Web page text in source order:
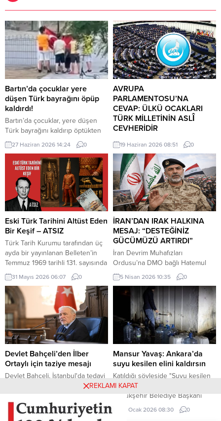
Bartın’da çocuklar yere
düşen Türk bayrağını öpüp
kaldırdı!
Bartın’da çocuklar, yere düşen
Türk bayrağını kaldırıp öptükten
sonra gelen itfaiye ekiplerinin de
yardımıyla göndere çekti. O anlar
cep telefonu kamerası tarafından
kaydedildi. Yerden kaldırıp öptüler
Kemerköprü Mahallesi’nde dün
akşam saatlerinde Cumhuriyet
Parkı içerisindeki direkte bulunan
Türk bayrağı rüzgar nedeniyle
ipinin kopmasıyla yere düştü. Bu
sırada parkta oynayan çocuklar
yere...
27 Haziran 2026 14:24 0
AVRUPA
PARLAMENTOSU’NA
CEVAP: ÜLKÜ OCAKLARI
TÜRK MİLLETİNİN ASLÎ
CEVHERİDİR
MHP milletvekili Prof. Dr. İlyas
Topsakal AB parlamentosuna
cevap verdi: Avrupa
Parlamentosu tarafından 17
Haziran 2026 tarihinde kabul
edilen Türkiye Raporu, teknik bir
ilerleme belgesi olmaktan ziyade,
Türkiye-AB ilişkilerinin gerilimli fay
hatlarını derinleştiren ve
Ankara’nın stratejik özerkliğini
hedef alan bir siyasi pozisyon
belgesi niteliğindedir. Raporun
içeriği, Türkiye’nin iç siyasi
19 Haziran 2026 08:51 0
Eski Türk Tarihini Altüst Eden
Bir Keşif – ATSIZ
Türk Tarih Kurumu tarafından üç
ayda bir yayınlanan Belleten’in
Temmuz 1969 tarihli 131. sayısında
(427. sayfada) «Milâttan Önce IV.
Yüzyıla Ait Türkçe Yazıtlar
Bulundu» başlıklı kısa bir haber
vardı. Tass Ajansı’nın Alma Ata
kaynaklı bir haberinde, bu
yazıtlarda yapılan incelemelere
göre, bunların Milât’tan Önce IV.
Yüzyılda meydana getirildiği ve
merkezi...
31 Mayıs 2026 06:07 0
İRAN’DAN IRAK HALKINA
MESAJ: “DESTEĞİNİZ
GÜCÜMÜZÜ ARTIRDI”
İran Devrim Muhafızları
Ordusu’na DMO bağlı Hatemul
Enbiya Merkez Karargahı
Sözcüsü İbrahim Zülfikari,
Hürmüz Boğazı üzerinden
uygulanan kısıtlamalara ilişkin
yaptığı açıklamada, Irak’ın bu
kısıtlamalardan muaf tutulacağını
belirtti.
5 Nisan 2026 10:35 0
Devlet Bahçeli’den İlber
Ortaylı için taziye mesajı
Devlet Bahçeli, İstanbul'da tedavi
gördüğü hastanede hayatını
için taziye mesajı yayımladı.
14 Mart 2026 00:00 0
Mansur Yavaş: Ankara’da
suyu kesilen elini kaldırsın
Katıldığı söyleşide "Suyu kesilen
elini kaldırsın" diyen Ankara
Büyükşehir Belediye Başkanı
Mansur Yavaş, gençlerin yarısının
elini kaldırması sonucu neye
29 Ocak 2026 08:30 0
REKLAMI KAPAT